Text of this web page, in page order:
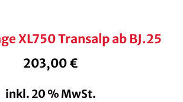
XL750 Transalp ab BJ.25
203,00€
inkl. 20 % MwSt.